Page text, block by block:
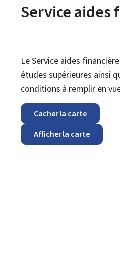
Service aides
LeService aides
études supérieures ainsi
conditions à remplir en
Cacher la carte
Afficher la carte